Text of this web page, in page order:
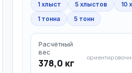
1 хлыст 5 хлыстов
10
1 тонна
5 тонн
Расчётный
вес
378,0 кг